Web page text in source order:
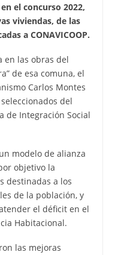
el concurso 2022,
viviendas, de las
a CONAVICOOP.
en las obras del
de esa comuna, el
Carlos Montes
del
de Integración Social
modelo de alianza
objetivo la
destinadas a los
de la población, y
el déficit en el
Habitacional.
las mejoras